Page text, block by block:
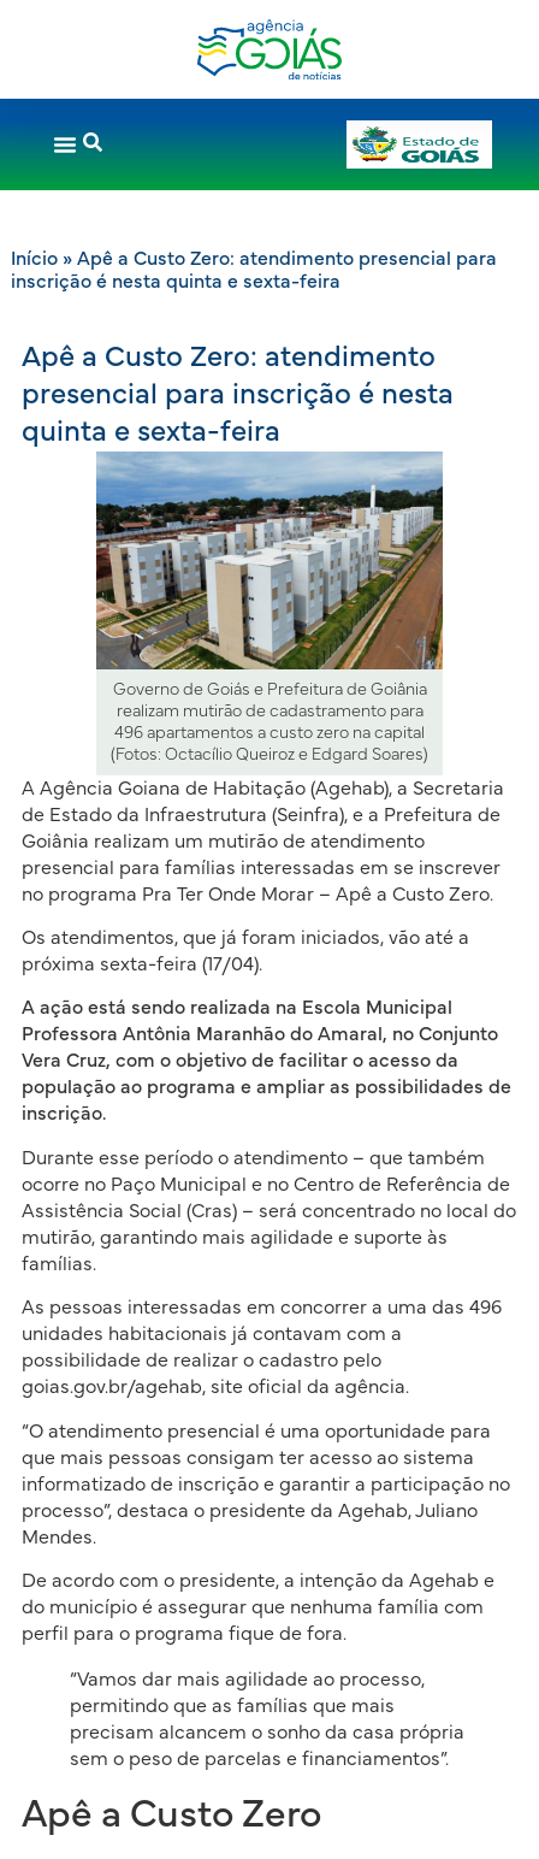
Início» Apê a Custo Zero: atendimento presencial para
inscrição é nesta quinta e sexta-feira
Apê a Custo Zero: atendimento
presencial para inscrição é nesta
quinta e sexta-feira
Governo de Goiás e Prefeitura de Goiânia
realizam mutirão de cadastramento para
496 apartamentos a custo zero na capital
(Fotos: Octacílio Queiroz e Edgard Soares)
A Agência Goiana de Habitação (Agehab), a Secretaria
de Estado da Infraestrutura (Seinfra), e a Prefeitura de
Goiânia realizam um mutirão de atendimento
presencial para famílias interessadas em se inscrever
no programa Pra Ter Onde Morar – Apê a Custo Zero.
Os atendimentos, que já foram iniciados, vão até a
próxima sexta-feira (17/04).
A ação está sendo realizada na Escola Municipal
Professora Antônia Maranhão do Amaral, no Conjunto
Vera Cruz, com o objetivo de facilitar o acesso da
população ao programa e ampliar as possibilidades de
inscrição.
Durante esse período o atendimento – que também
ocorre no Paço Municipal e no Centro de Referência de
Assistência Social (Cras) – será concentrado no local do
mutirão, garantindo mais agilidade e suporte às
famílias.
As pessoas interessadas em concorrer a uma das 496
unidades habitacionais já contavam com a
possibilidade de realizar o cadastro pelo
goias.gov.br/agehab, site oficial da agência.
“O atendimento presencial é uma oportunidade para
que mais pessoas consigam ter acesso ao sistema
informatizado de inscrição e garantir a participação no
processo”, destaca o presidente da Agehab, Juliano
Mendes.
De acordo com o presidente, a intenção da Agehab e
do município é assegurar que nenhuma família com
perfil para o programa fique de fora.
“Vamos dar mais agilidade ao processo,
permitindo que as famílias que mais
precisam alcancem o sonho da casa própria
sem o peso de parcelas e financiamentos”.
Apê a Custo Zero